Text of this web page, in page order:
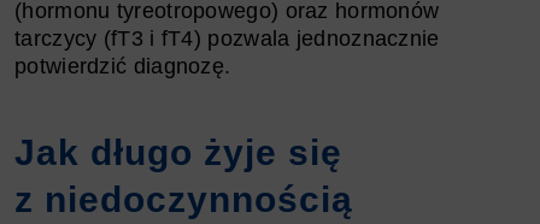
(hormonu tyreotropowego) oraz hormonów
tarczycy (fT3 i fT4) pozwala jednoznacznie
potwierdzić diagnozę.
Jak długo żyje się
z niedoczynnością